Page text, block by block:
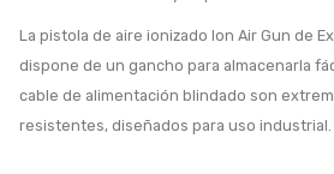
La pistola de aire ionizado Ion Air Gun de
dispone de un gancho para almacenarla
cable de alimentación blindado son
resistentes, diseñados para uso industrial.